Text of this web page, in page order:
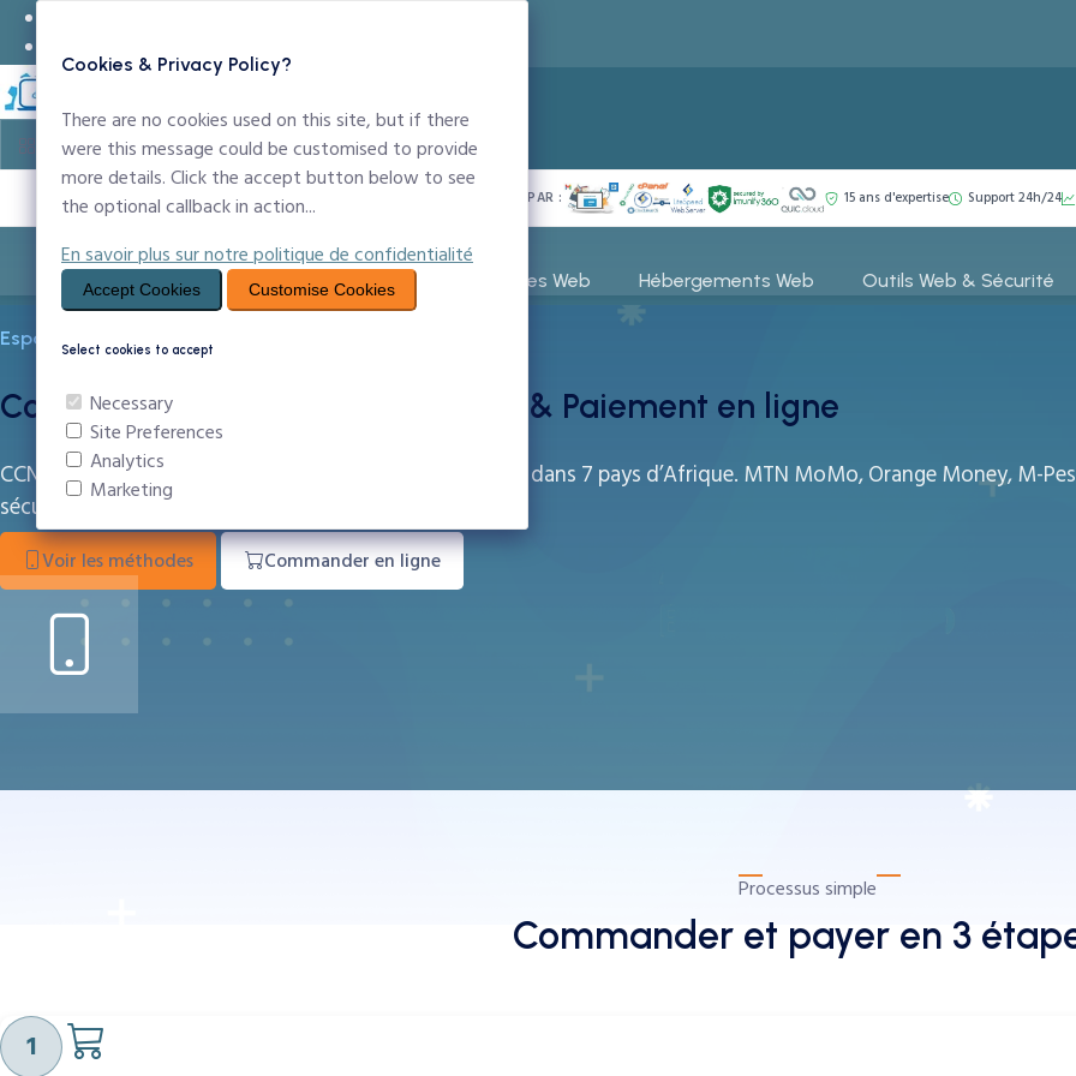
PROPULSÉ PAR : 15 ans d'expertise Support 24h/24
Entreprise Noms de Domaine Création Sites Web Hébergements Web Outils Web & Sécurité
Espace Clients
Comment Payer — Mobile Money & Paiement en ligne
CCN Technologies accepte les paiements Mobile Money dans 7 pays d’Afrique. MTN MoMo, Orange Money, M-
sécurisé.
Voir les méthodes Commander en ligne
Processus simple
Commander et payer en 3
1
Cookies & Privacy Policy?
There are no cookies used on this site, but if there
were this message could be customised to provide
more details. Click the accept button below to see
the optional callback in action...
En savoir plus sur notre politique de confidentialité
Accept Cookies Customise Cookies
Select cookies to accept
Necessary
Site Preferences
Analytics
Marketing